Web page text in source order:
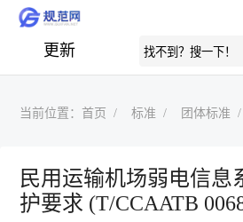
更新
当前位置： 首页 标准 团体标准
民用运输机场弱电信息
护要求 (T/CCAATB